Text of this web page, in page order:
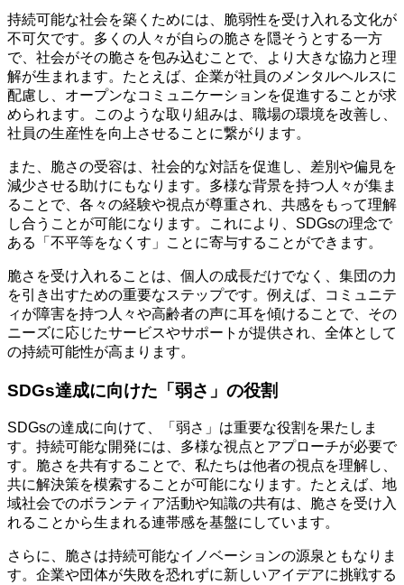
持続可能な社会を築くためには、脆弱性を受け入れる文化が
不可欠です。多くの人々が自らの脆さを隠そうとする一方
で、社会がその脆さを包み込むことで、より大きな協力と理
解が生まれます。たとえば、企業が社員のメンタルヘルスに
配慮し、オープンなコミュニケーションを促進することが求
められます。このような取り組みは、職場の環境を改善し、
社員の生産性を向上させることに繋がります。
また、脆さの受容は、社会的な対話を促進し、差別や偏見を
減少させる助けにもなります。多様な背景を持つ人々が集ま
ることで、各々の経験や視点が尊重され、共感をもって理解
し合うことが可能になります。これにより、SDGsの理念で
ある「不平等をなくす」ことに寄与することができます。
脆さを受け入れることは、個人の成長だけでなく、集団の力
を引き出すための重要なステップです。例えば、コミュニテ
ィが障害を持つ人々や高齢者の声に耳を傾けることで、その
ニーズに応じたサービスやサポートが提供され、全体として
の持続可能性が高まります。
SDGs達成に向けた「弱さ」の役割
SDGsの達成に向けて、「弱さ」は重要な役割を果たしま
す。持続可能な開発には、多様な視点とアプローチが必要で
す。脆さを共有することで、私たちは他者の視点を理解し、
共に解決策を模索することが可能になります。たとえば、地
域社会でのボランティア活動や知識の共有は、脆さを受け入
れることから生まれる連帯感を基盤にしています。
さらに、脆さは持続可能なイノベーションの源泉ともなりま
す。企業や団体が失敗を恐れずに新しいアイデアに挑戦する